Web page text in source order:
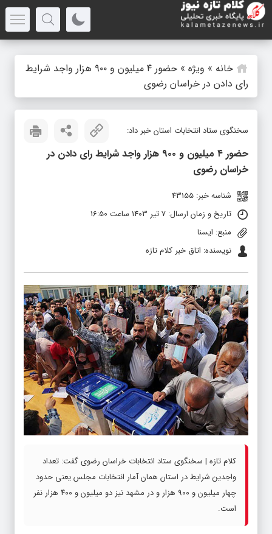
خانه » ویژه »
حضور ۴ میلیون و ۹۰۰ هزار واجد شرایط
رای دادن در خراسان رضوی
سخنگوی ستاد انتخابات استان خبر داد:
حضور ۴ میلیون و ۹۰۰ هزار واجد شرایط رای دادن در
خراسان رضوی
شناسه خبر: 43155
تاریخ و زمان ارسال: 7 تیر 1403 ساعت 16:50
منبع: ایسنا
نویسنده: اتاق خبر کلام تازه
کلام تازه | سخنگوی ستاد انتخابات خراسان رضوی گفت: تعداد
واجدین شرایط در استان همان آمار انتخابات مجلس یعنی حدود
چهار میلیون و ۹۰۰ هزار و در مشهد نیز دو میلیون و ۴۰۰ هزار نفر
است.